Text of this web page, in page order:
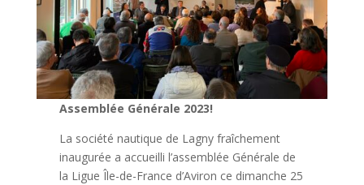
Assemblée Générale 2023!
La société nautique de Lagny fraîchement
inaugurée a accueilli l’assemblée Générale de
la Ligue Île-de-France d’Aviron ce dimanche 25